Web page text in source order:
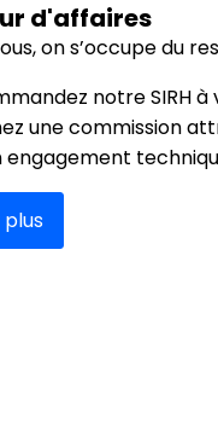
d'affaires
on s’occupe du
notre SIRH
une commission
engagement
plus